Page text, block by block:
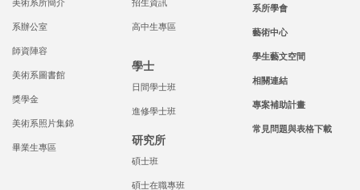
系辦公室
師資陣容
美術系圖書館
獎學金
美術系照片集錦
畢業生專區
高中生專區
學士
日間學士班
進修學士班
研究所
碩士班
碩士在職專班
系所學會
藝術中心
學生藝文空間
相關連結
專案補助計畫
常見問題與表格下載